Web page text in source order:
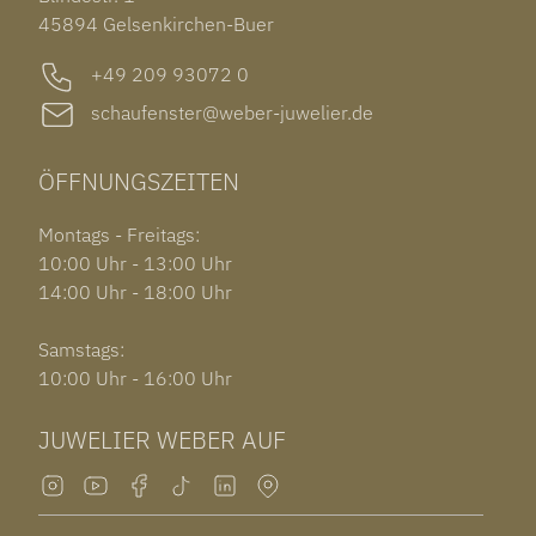
GARMIN VENU 3S
45894 Gelsenkirchen-Buer
+49 209 93072 0
schaufenster@weber-juwelier.de
ÖFFNUNGSZEITEN
Montags - Freitags:
10:00 Uhr - 13:00 Uhr
14:00 Uhr - 18:00 Uhr
Samstags:
10:00 Uhr - 16:00 Uhr
JUWELIER WEBER AUF